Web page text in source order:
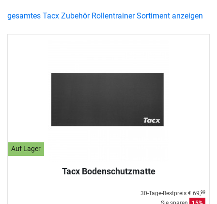
Auf Lager
Tacx Bodenschutzmatte
30-Tage-Bestpreis € 69,99
gesamtes Tacx Zubehör Rollentrainer Sortiment anzeigen